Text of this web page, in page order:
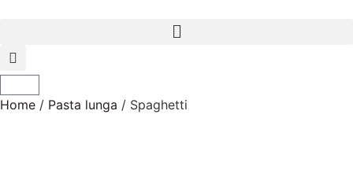
Home / Pasta lunga / Spaghetti